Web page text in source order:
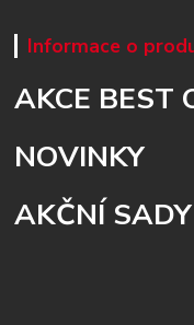
Informace o
AKCE BEST
NOVINKY
AKČNÍ